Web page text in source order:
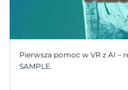
Pierwsza pomoc w VR z AI –
SAMPLE.